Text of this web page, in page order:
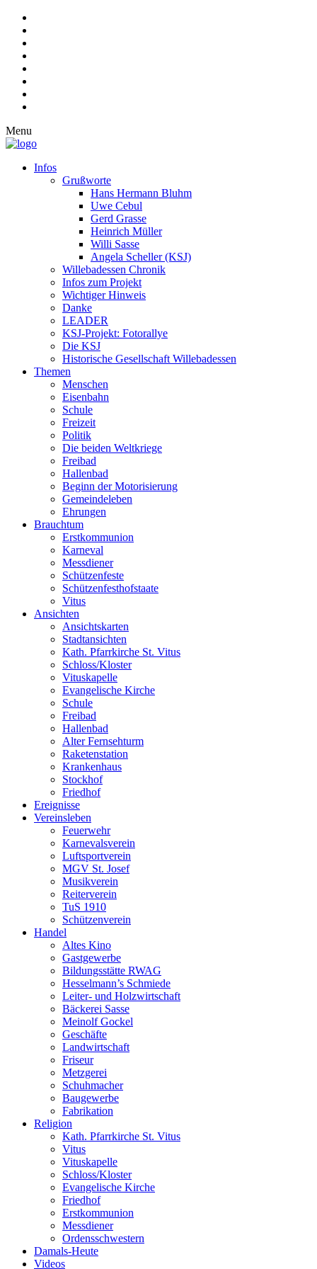
Menu
Infos
Grußworte
Hans Hermann Bluhm
Uwe Cebul
Gerd Grasse
Heinrich Müller
Willi Sasse
Angela Scheller (KSJ)
Willebadessen Chronik
Infos zum Projekt
Wichtiger Hinweis
Danke
LEADER
KSJ-Projekt: Fotorallye
Die KSJ
Historische Gesellschaft Willebadessen
Themen
Menschen
Eisenbahn
Schule
Freizeit
Politik
Die beiden Weltkriege
Freibad
Hallenbad
Beginn der Motorisierung
Gemeindeleben
Ehrungen
Brauchtum
Erstkommunion
Karneval
Messdiener
Schützenfeste
Schützenfesthofstaate
Vitus
Ansichten
Ansichtskarten
Stadtansichten
Kath. Pfarrkirche St. Vitus
Schloss/Kloster
Vituskapelle
Evangelische Kirche
Schule
Freibad
Hallenbad
Alter Fernsehturm
Raketenstation
Krankenhaus
Stockhof
Friedhof
Ereignisse
Vereinsleben
Feuerwehr
Karnevalsverein
Luftsportverein
MGV St. Josef
Musikverein
Reiterverein
TuS 1910
Schützenverein
Handel
Altes Kino
Gastgewerbe
Bildungsstätte RWAG
Hesselmann’s Schmiede
Leiter- und Holzwirtschaft
Bäckerei Sasse
Meinolf Gockel
Geschäfte
Landwirtschaft
Friseur
Metzgerei
Schuhmacher
Baugewerbe
Fabrikation
Religion
Kath. Pfarrkirche St. Vitus
Vitus
Vituskapelle
Schloss/Kloster
Evangelische Kirche
Friedhof
Erstkommunion
Messdiener
Ordensschwestern
Damals-Heute
Videos